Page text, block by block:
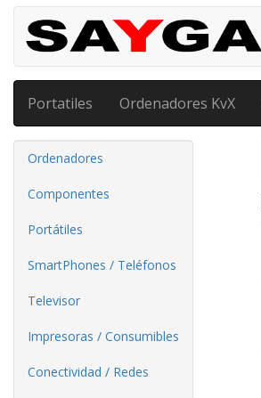
Portatiles Ordenadores KvX
Ordenadores
Componentes
Portátiles
SmartPhones / Teléfonos
Televisor
Impresoras / Consumibles
Conectividad / Redes